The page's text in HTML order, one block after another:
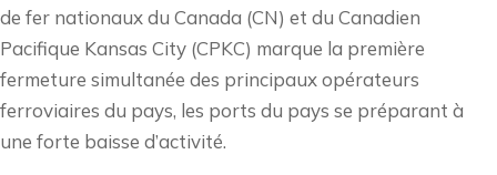
de fer nationaux du Canada (CN) et du Canadien
Pacifique Kansas City (CPKC) marque la première
fermeture simultanée des principaux opérateurs
ferroviaires du pays, les ports du pays se préparant à
une forte baisse d’activité.